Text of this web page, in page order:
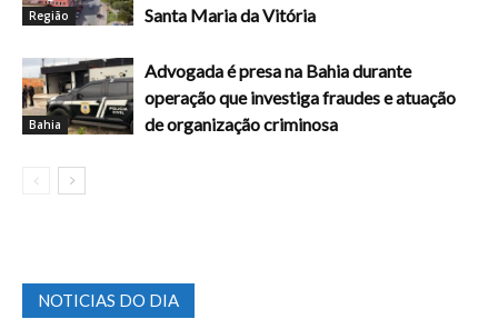
Região
Santa Maria da Vitória
Bahia
Advogada é presa na Bahia durante
operação que investiga fraudes e atuação
de organização criminosa
NOTICIAS DO DIA